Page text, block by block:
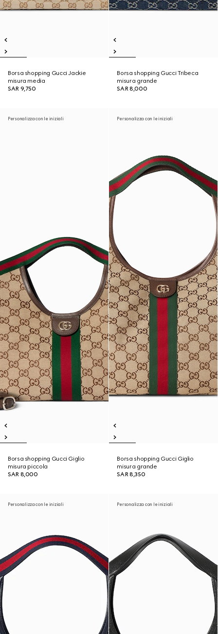
Borsa shopping Gucci Jackie
misura media
SAR 9,750
Borsa shopping Gucci Tribeca
misura grande
SAR 8,000
Personalizza con le iniziali
Borsa shopping Gucci Giglio
misura piccola
SAR 8,000
Personalizza con le iniziali
Borsa shopping Gucci Giglio
misura grande
SAR 8,350
Personalizza con le iniziali Personalizza con le iniziali